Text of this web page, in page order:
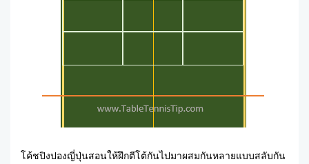
โค้ชปิงปองญี่ปุ่นสอนให้ฝึกตีโต้กันไปมาผสมกันหลายแบบสลับกัน